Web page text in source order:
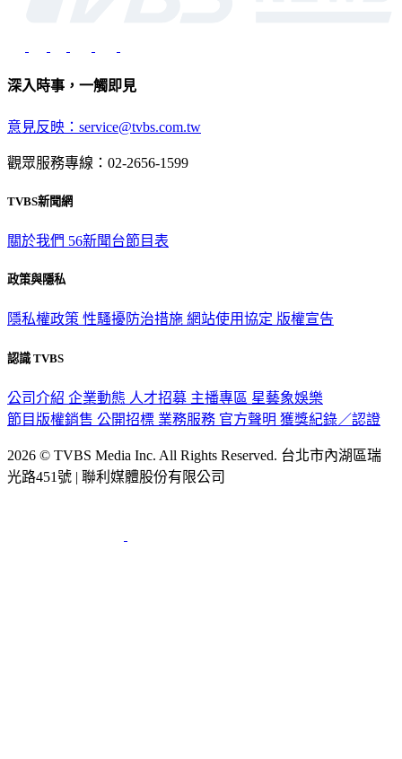
深入時事，一觸即見
意見反映：service@tvbs.com.tw
觀眾服務專線：02-2656-1599
TVBS新聞網
關於我們 56新聞台節目表
政策與隱私
隱私權政策 性騷擾防治措施 網站使用協定 版權宣告
認識 TVBS
公司介紹 企業動態 人才招募 主播專區 星藝象娛樂
節目版權銷售 公開招標 業務服務 官方聲明 獲獎紀錄／認證
2026 © TVBS Media Inc. All Rights Reserved. 台北市內湖區瑞
光路451號 | 聯利媒體股份有限公司